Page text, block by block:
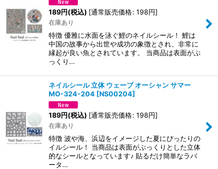
189円(税込) [通常販売価格: 198円]
在庫あり
特徴 優雅に水面を泳ぐ鯉のネイルシール！ 鯉は
中国の故事から出世や成功の象徴とされ、非常に
縁起が良い魚とされています。 当商品は表面がぷ
っくり…
ネイルシール 立体 ウェーブ オーシャン サマー
MO-324-204 [NS00204]
189円(税込) [通常販売価格: 198円]
在庫あり
特徴 波や海、浜辺をイメージした夏にぴったりの
イルシール！ 当商品は表面がぷっくりとした立体
的なシールとなっています♪ 貼るだけ簡単なラバ
ータ…